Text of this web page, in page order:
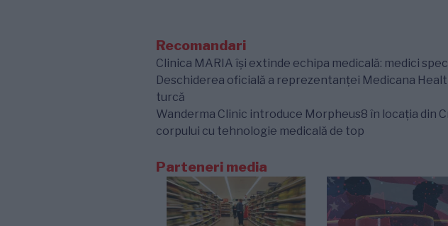
Recomandari
Clinica MARIA își extinde echipa medicală: medici
Deschiderea oficială a reprezentanței Medicana
turcă
Wanderma Clinic introduce Morpheus8 în locația din
corpului cu tehnologie medicală de top
Parteneri media